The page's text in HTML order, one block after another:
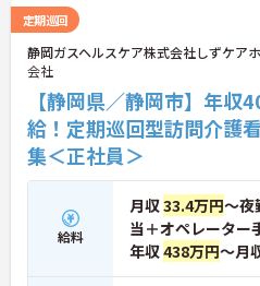
間内に研修を受講できるなど教育
るため、介護職からケアマネジャー
実なステップアップが期待できま
雇用70歳までの継続雇用制度も完備
自身らしさを大切にしながら大手
盤のもとで末永くご活躍いただけ
★おすすめPOINT★
【特別報酬制度で、収入アップが期
・施設の業績や個人の評価に応じ
給される特別報酬制度があり、日
収入として還元されます。
・業務への取り組みやチームへの
定期巡回
静岡ガスヘルスケア株式会社しずケア
会社
【静岡県／静岡市】年収
給！定期巡回型訪問介護
集＜正社員＞
給料
月収33.4万円～夜
当＋オペレーター
年収438万円～月